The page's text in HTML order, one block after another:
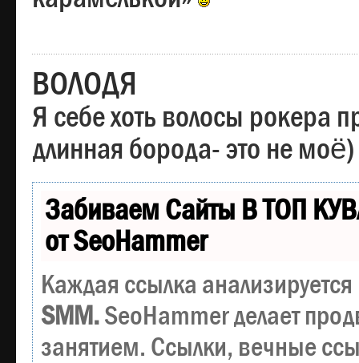
ВОЛОДЯ
Я себе хоть волосы рокера
длинная борода- это не моё)
Забиваем Сайты В ТОП
от SeoHammer
Каждая ссылка
SMM.SeoHammer делает
занятием. Ссылки, вечные